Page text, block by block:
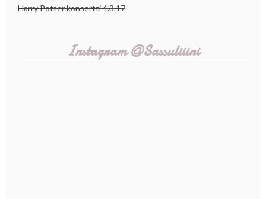
Harry Potter konsertti 4.3.17
Instagram @Sassuliiini